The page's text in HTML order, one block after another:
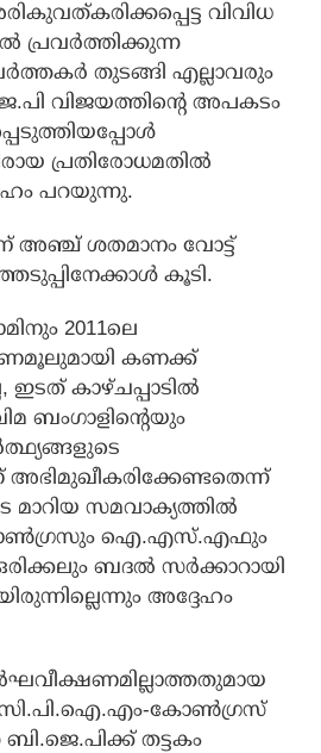
വിവിധ
പ്രവര്‍ത്തിക്കുന്ന
തുടങ്ങി എല്ലാവരും
വിജയത്തിന്റെ അപകടം
പ്രതിരോധമതില്‍
പറയുന്നു.
അഞ്ച് ശതമാനം വോട്ട്
കൂടി.
2011ലെ
കണക്ക്
ഇടത് കാഴ്ചപ്പാടില്‍
ബംഗാളിന്റെയും
മാറിയ സമവാക്യത്തില്‍
ഐ.എസ്.എഫും
ബദല്‍ സര്‍ക്കാറായി
അദ്ദേഹം
സി.പി.ഐ.എം-കോണ്‍ഗ്രസ്
തട്ടകം